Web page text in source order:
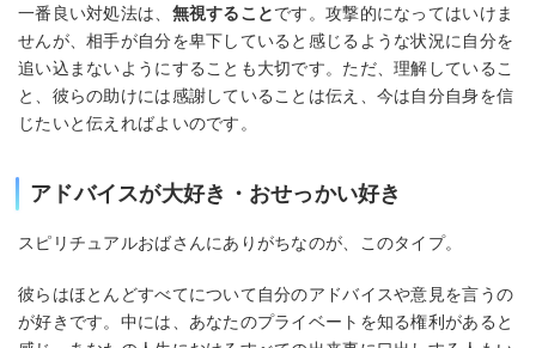
一番良い対処法は、 無視することです。攻撃的になってはいけま
せんが、相手が自分を卑下していると感じるような状況に自分を
追い込まないようにすることも大切です。ただ、理解しているこ
と、彼らの助けには感謝していることは伝え、今は自分自身を信
じたいと伝えればよいのです。
アドバイスが大好き・おせっかい好き
スピリチュアルおばさんにありがちなのが、このタイプ。
彼らはほとんどすべてについて自分のアドバイスや意見を言うの
が好きです。中には、あなたのプライベートを知る権利があると